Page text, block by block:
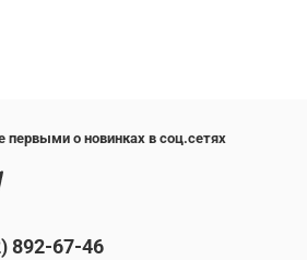
первыми о новинках в соц.сетях
892-67-46